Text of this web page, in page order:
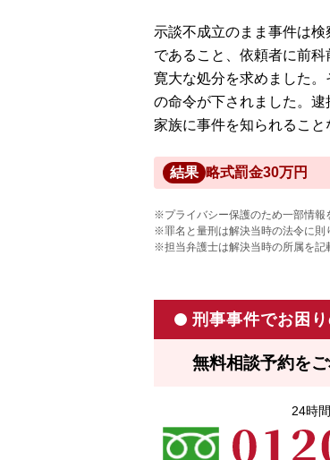
示談不成立のまま事件は
であること、依頼者に前
寛大な処分を求めました
の命令が下されました。
家族に事件を知られること
結果 略式罰金30万円
※プライバシー保護のため一部情報
※罪名と量刑は解決当時の法令に則
※担当弁護士は解決当時の所属を記
刑事事件でお困
無料相談予約を
24時